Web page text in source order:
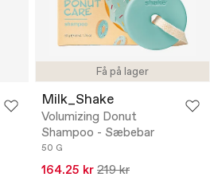
Få på lager
Milk_Shake
Volumizing Donut
Shampoo - Sæbebar
50 G
164.25 kr 219 kr